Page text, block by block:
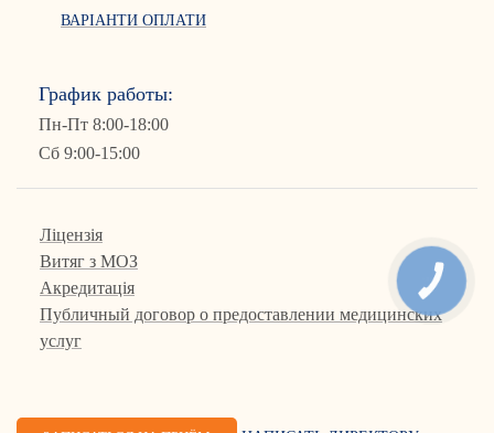
График работы:
Пн-Пт 8:00-18:00
Сб 9:00-15:00
Ліцензія
Витяг з МОЗ
Акредитація
Публичный договор о предоставлении медицинских
услуг
ВАРІАНТИ ОПЛАТИ
КНОПКА
СВЯЗИ